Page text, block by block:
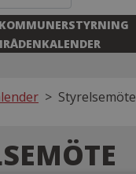
STYRNING
KALENDER
> Styrelsemöte